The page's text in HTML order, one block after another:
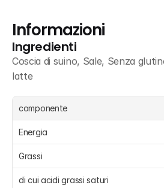
Informazioni
Ingredienti
Coscia di suino, Sale, Senza
latte
componente
Energia
Grassi
di cui acidi grassi saturi